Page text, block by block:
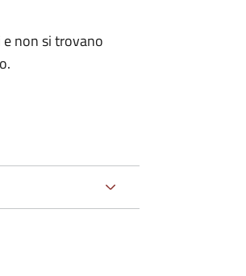
non si trovano